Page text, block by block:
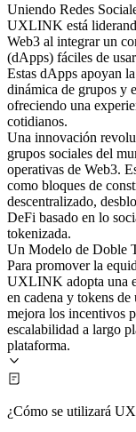
Uniendo Redes
UXLINK está
Web3 al integrar un
(dApps) fáciles de
Estas dApps apoyan
dinámica de grupos y
ofreciendo una
cotidianos.
Una innovación
grupos sociales del
operativas de Web3.
como bloques de
descentralizado,
DeFi basado en lo
tokenizada.
Un Modelo de Doble
Para promover la
UXLINK adopta una
en cadena y tokens
mejora los incentivos
escalabilidad a largo
plataforma.
¿Cómo se utilizará